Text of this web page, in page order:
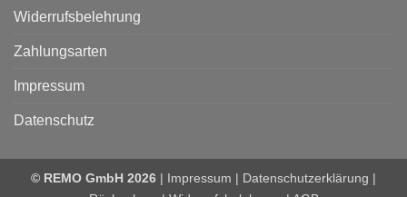
Widerrufsbelehrung
Zahlungsarten
Impressum
Datenschutz
© REMO GmbH 2026 | Impressum | Datenschutzerklärung |